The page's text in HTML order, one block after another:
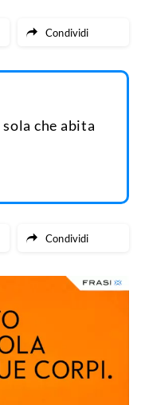
Condividi
che abita
Condividi